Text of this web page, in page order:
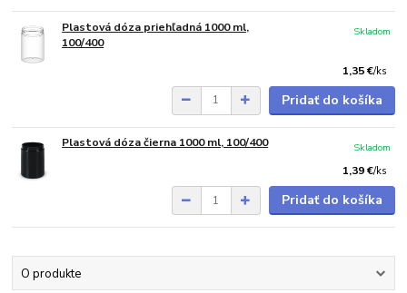
Plastová dóza priehľadná 1000 ml,
100/400
1,35 €/ks
Skladom
Pridať do košíka
Plastová dóza čierna 1000 ml, 100/400
1,39 €/ks
Skladom
Pridať do košíka
O produkte